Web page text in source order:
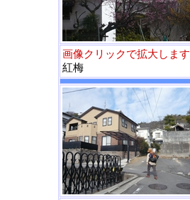
画像クリックで拡大します
紅梅